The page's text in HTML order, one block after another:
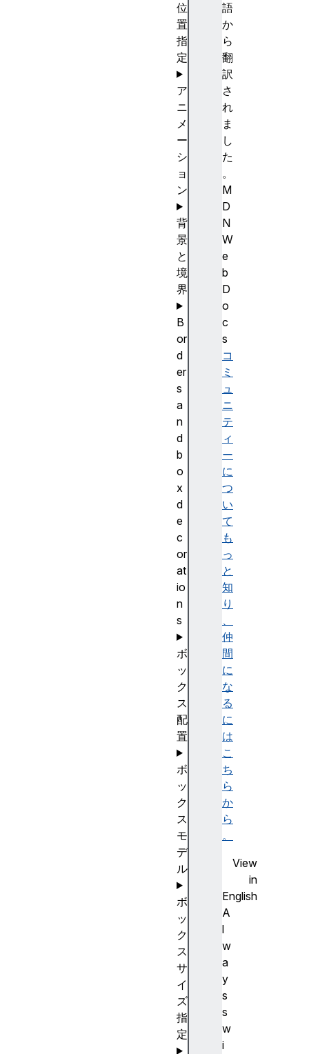
語
か
ら
翻
訳
さ
れ
ま
し
た
。
M
D
N
W
e
b
D
o
c
s
コ
ミ
ュ
ニ
テ
ィ
ー
に
つ
い
て
も
っ
と
知
り
、
仲
間
に
な
る
に
は
こ
ち
ら
か
ら
。
View
in
English
A
l
w
a
y
s
s
w
i
位
置
指
定
ア
ニ
メ
ー
シ
ョ
ン
背
景
と
境
界
B
or
d
er
s
a
n
d
b
o
x
d
e
c
or
at
io
n
s
ボ
ッ
ク
ス
配
置
ボ
ッ
ク
ス
モ
デ
ル
ボ
ッ
ク
ス
サ
イ
ズ
指
定